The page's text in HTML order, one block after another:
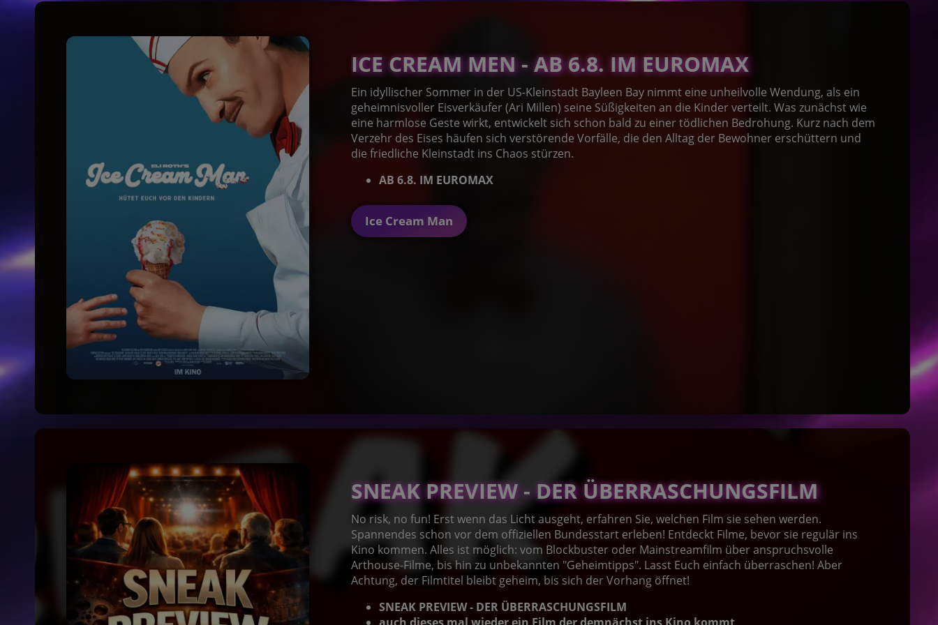
ICE CREAM MEN - AB 6.8. IM EUROMAX
Ein idyllischer Sommer in der US-Kleinstadt Bayleen Bay nimmt eine unheilvolle Wendung, als ein
geheimnisvoller Eisverkäufer (Ari Millen) seine Süßigkeiten an die Kinder verteilt. Was zunächst wie
eine harmlose Geste wirkt, entwickelt sich schon bald zu einer tödlichen Bedrohung. Kurz nach dem
Verzehr des Eises häufen sich verstörende Vorfälle, die den Alltag der Bewohner erschüttern und
die friedliche Kleinstadt ins Chaos stürzen.
AB 6.8. IM EUROMAX
Ice Cream Man
SNEAK PREVIEW - DER ÜBERRASCHUNGSFILM
No risk, no fun! Erst wenn das Licht ausgeht, erfahren Sie, welchen Film sie sehen werden.
Spannendes schon vor dem offiziellen Bundesstart erleben! Entdeckt Filme, bevor sie regulär ins
Kino kommen. Alles ist möglich: vom Blockbuster oder Mainstreamfilm über anspruchsvolle
Arthouse-Filme, bis hin zu unbekannten "Geheimtipps". Lasst Euch einfach überraschen! Aber
Achtung, der Filmtitel bleibt geheim, bis sich der Vorhang öffnet!
SNEAK PREVIEW - DER ÜBERRASCHUNGSFILM